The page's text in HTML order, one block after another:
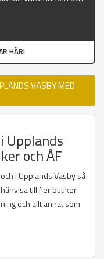
HÄR!
VÄSBY MED
Upplands
och ÅF
i Upplands Väsby så
till fler butiker
och allt annat som